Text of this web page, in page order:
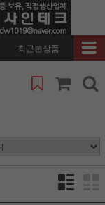
최근본상품